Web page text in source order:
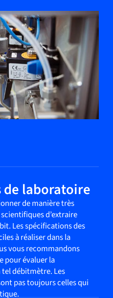
de laboratoire
de manière très
d’extraire
Les spécifications des
à réaliser dans la
vous recommandons
pour évaluer la
débitmètre. Les
pas toujours celles qui